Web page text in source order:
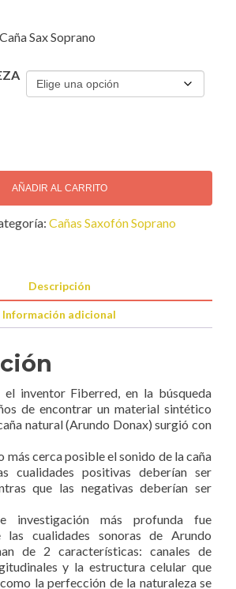
Sax Soprano
AÑADIR AL CARRITO
Cañas Saxofón Soprano
Descripción
Información adicional
inventor Fiberred, en la búsqueda
de encontrar un material sintético
natural (Arundo Donax) surgió con
más cerca posible el sonido de la caña
cualidades positivas deberían ser
que las negativas deberían ser
investigación más profunda fue
las cualidades sonoras de Arundo
de 2 características: canales de
y la estructura celular que
la perfección de la naturaleza se